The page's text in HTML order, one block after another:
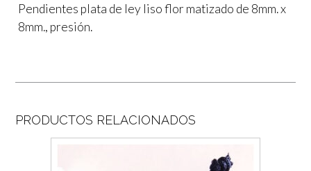
Pendientes plata de ley liso flor matizado de 8mm. x
8mm., presión.
PRODUCTOS RELACIONADOS